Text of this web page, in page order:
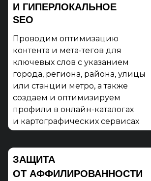
Проводим оптимизацию
контента и мета-тегов для
ключевых слов с указанием
города, региона, района, улицы
или станции метро, а также
создаем и оптимизируем
профили в онлайн-каталогах
и картографических сервисах
И ГИПЕРЛОКАЛЬНОЕ
SEO
ЗАЩИТА
ОТ АФФИЛИРОВАННОСТИ